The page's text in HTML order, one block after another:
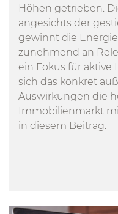
Höhen getrieben.
angesichts der
gewinnt die
zunehmend an
ein Fokus für
sich das konkret
Auswirkungen die
Immobilienmarkt
in diesem Beitrag.